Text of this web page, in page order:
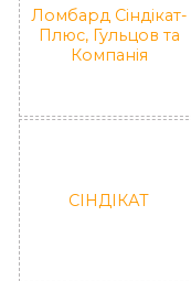
Ломбард Сіндікат-
Плюс, Гульцов та
Компанія
СІНДІКАТ